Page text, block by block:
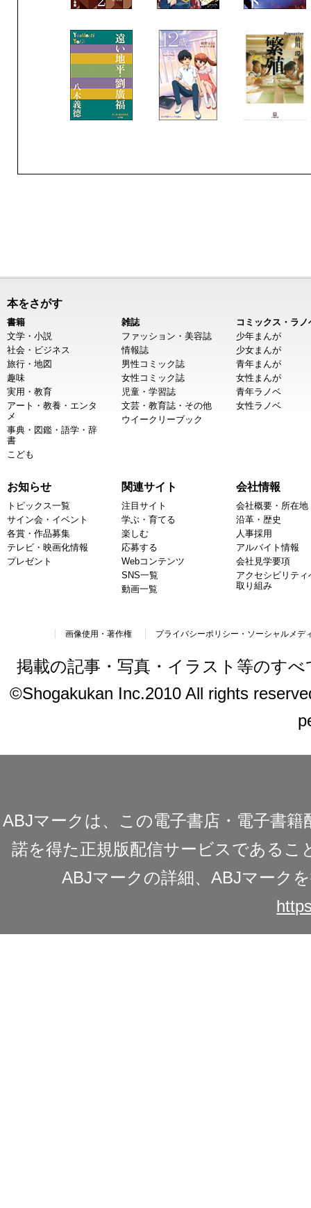
本をさがす
書籍
文学・小説
社会・ビジネス
旅行・地図
趣味
実用・教育
アート・教養・エンタ
メ
事典・図鑑・語学・辞
書
こども
雑誌
ファッション・美容誌
情報誌
男性コミック誌
女性コミック誌
児童・学習誌
文芸・教育誌・その他
ウイークリーブック
コミックス・ラノ
少年まんが
少女まんが
青年まんが
女性まんが
青年ラノベ
女性ラノベ
お知らせ
トピックス一覧
サイン会・イベント
各賞・作品募集
テレビ・映画化情報
プレゼント
関連サイト
注目サイト
学ぶ・育てる
楽しむ
応募する
Webコンテンツ
SNS一覧
動画一覧
会社情報
会社概要・所在地
沿革・歴史
人事採用
アルバイト情報
会社見学要項
アクセシビリティ
取り組み
画像使用・著作権 プライバシーポリシー・ソーシャルメデ
掲載の記事・写真・イラスト等のす
©Shogakukan Inc.2010 All rights
ABJマークは、この電子書店・電子書
諾を得た正規版配信サービスであるこ
ABJマークの詳細、ABJマーク